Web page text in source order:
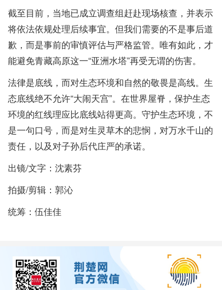
截至目前，当地已成立调查组赶赴现场核查，并表示
将依法依规处理后续事宜。但我们需要的不是事后道
歉，而是事前的审慎评估与严格监管。唯有如此，才
能避免青藏高原这一“亚洲水塔”再受无谓的伤害。
法律是底线，而对生态环境和自然的敬畏是高线。生
态底线绝不允许“大闹天宫”。在世界屋脊，保护生态
环境的红线理应比底线站得更高。守护生态环境，不
是一句口号，而是对生灵草木的悲悯，对万水千山的
责任，以及对子孙后代庄严的承诺。
出镜/文字：沈素芬
拍摄/剪辑：郭沁
统筹：伍佳佳